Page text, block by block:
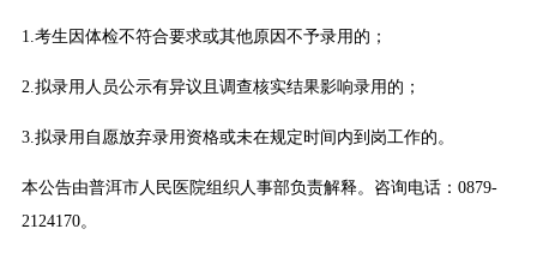
1.考生因体检不符合要求或其他原因不予录用的；
2.拟录用人员公示有异议且调查核实结果影响录用的；
3.拟录用自愿放弃录用资格或未在规定时间内到岗工作的。
本公告由普洱市人民医院组织人事部负责解释。咨询电话：0879-
2124170。